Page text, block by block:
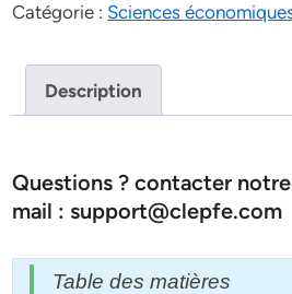
Catégorie : Sciences
Description
Questions ? contacter
mail : support@clepfe.com
Table des matières